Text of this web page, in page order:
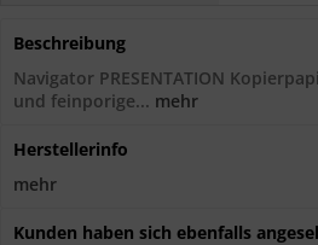
Beschreibung
Navigator PRESENTATION
und feinporige... mehr
Herstellerinfo
mehr
Kunden haben sich ebenfalls